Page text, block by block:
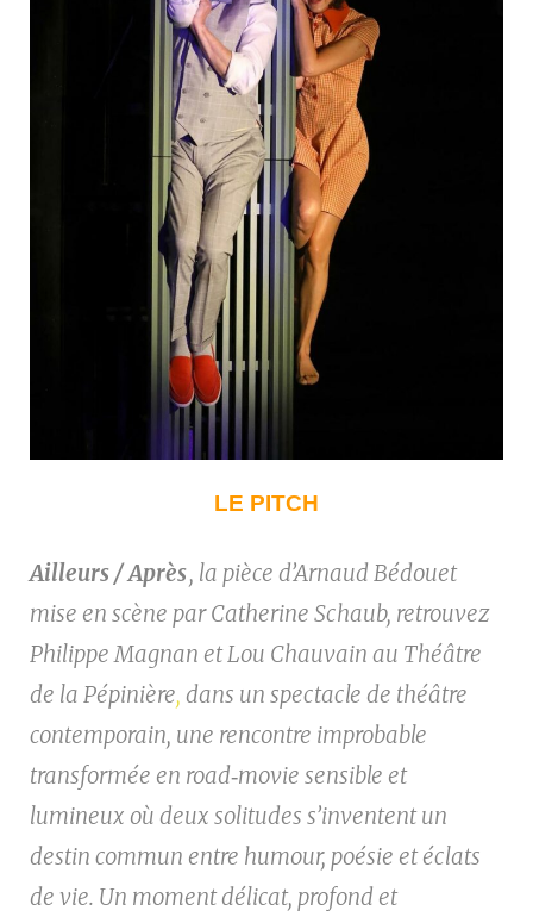
LE PITCH
Ailleurs / Après, la pièce d’Arnaud Bédouet
mise en scène par Catherine Schaub, retrouvez
Philippe Magnan et Lou Chauvain au Théâtre
de la Pépinière, dans un spectacle de théâtre
contemporain, une rencontre improbable
transformée en road‑movie sensible et
lumineux où deux solitudes s’inventent un
destin commun entre humour, poésie et éclats
de vie. Un moment délicat, profond et